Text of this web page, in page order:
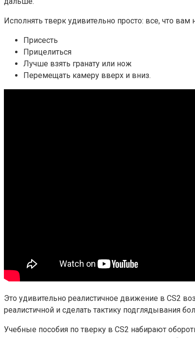
Исполнять тверк удивительно просто: все, что вам
Присесть
Прицелиться
Лучше взять гранату или нож
Перемещать камеру вверх и вниз.
Это удивительно реалистичное движение в CS2
реалистичной и сделать тактику подглядывания
Учебные пособия по тверку в CS2 набирают